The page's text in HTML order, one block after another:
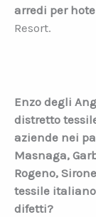
arredi per
Resort.
Enzo degli
distretto
aziende nei
Masnaga,
Rogeno,
tessile
difetti?